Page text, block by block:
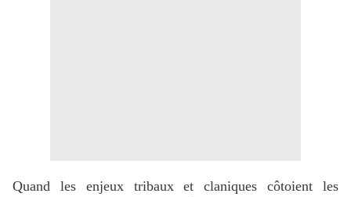
Quand les enjeux tribaux et claniques côtoient les